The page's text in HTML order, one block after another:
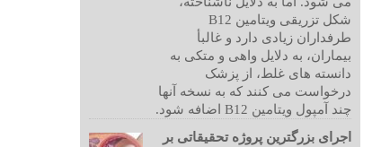
شکل تزریقی ویتامین B12
طرفداران زیادی دارد و غالبأ
بیماران، به دلایل واهی و متکی به
دانسته های غلط، از پزشک
درخواست می کنند که به نسخه آنها
چند آمپول ویتامین B12 اضافه شود.
اجرای بزرگترین پروژه تحقیقاتی بر